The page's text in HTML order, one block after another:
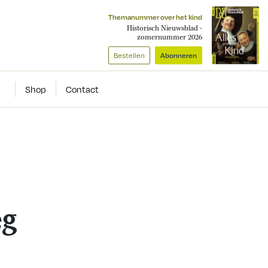
Themanummer over het kind
Historisch Nieuwsblad -
zomernummer 2026
Bestellen Abonneren
Shop Contact